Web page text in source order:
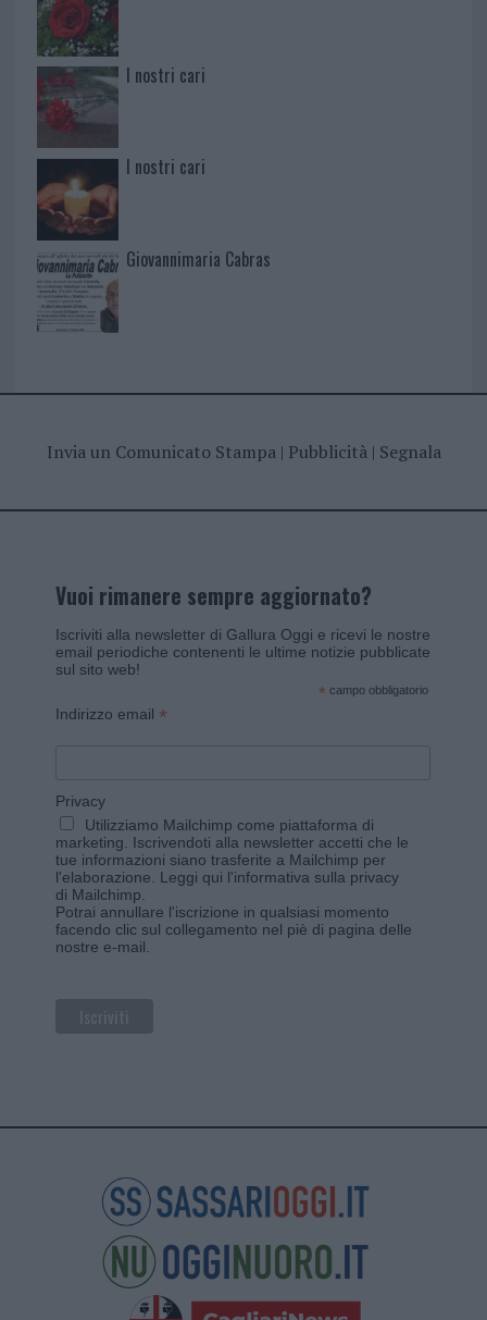
I nostri cari
I nostri cari
Giovannimaria Cabras
Invia un Comunicato Stampa| Pubblicità| Segnala
Vuoi rimanere sempre aggiornato?
Iscriviti alla newsletter di Gallura Oggi e ricevi le nostre
email periodiche contenenti le ultime notizie pubblicate
sul sito web!
* campo obbligatorio
Indirizzo email *
Privacy
Utilizziamo Mailchimp come piattaforma di
marketing. Iscrivendoti alla newsletter accetti che le
tue informazioni siano trasferite a Mailchimp per
l'elaborazione. Leggi qui l'informativa sulla privacy
di Mailchimp
Potrai annullare l'iscrizione in qualsiasi momento
facendo clic sul collegamento nel piè di pagina delle
nostre e-mail.